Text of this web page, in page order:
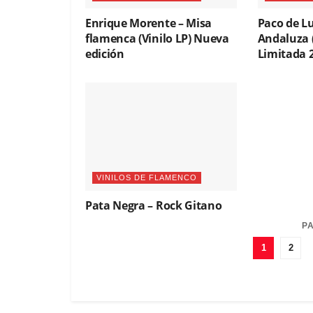
Enrique Morente – Misa
flamenca (Vinilo LP) Nueva
edición
Paco de
Andaluza
Limitada
VINILOS DE FLAMENCO
Pata Negra – Rock Gitano
1 2